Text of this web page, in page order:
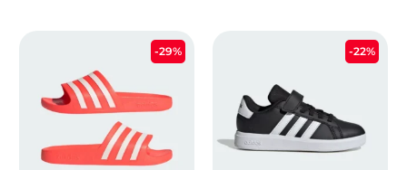
-29%
était :
Le
prix
3.500 د.ج.
-22%
était :
Le
prix